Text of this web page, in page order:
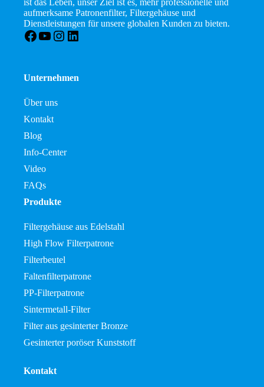
ist das Leben, unser Ziel ist es, mehr professionelle und
aufmerksame Patronenfilter, Filtergehäuse und
Dienstleistungen für unsere globalen Kunden zu bieten.
Facebook
YouTube
Instagram
LinkedIn
Unternehmen
Über uns
Kontakt
Blog
Info-Center
Video
FAQs
Produkte
Filtergehäuse aus Edelstahl
High Flow Filterpatrone
Filterbeutel
Faltenfilterpatrone
PP-Filterpatrone
Sintermetall-Filter
Filter aus gesinterter Bronze
Gesinterter poröser Kunststoff
Kontakt